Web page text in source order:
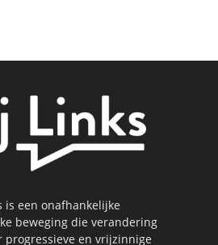
is een onafhankelijke
beweging die verandering
progressieve en vrijzinnige